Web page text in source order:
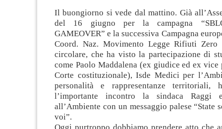
Il buongiorno si vede dal mattino. Già
del 16 giugno per la campagna
GAMEOVER” e la successiva Campagna
Coord. Naz. Movimento Legge Rifiuti Zero
circolare, che ha visto la partecipazione di
come Paolo Maddalena (ex giudice ed ex vice
Corte costituzionale), Isde Medici per
personalità e rappresentanze territoriali,
l’importante incontro la sindaca
all’Ambiente con un messaggio palese “State
voi”.
Oggi purtroppo dobbiamo prendere atto che